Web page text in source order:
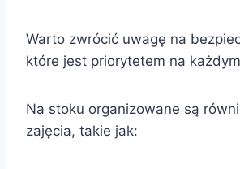
Warto zwrócić uwagę na
które jest priorytetem na
Na stoku organizowane są
zajęcia, takie jak: